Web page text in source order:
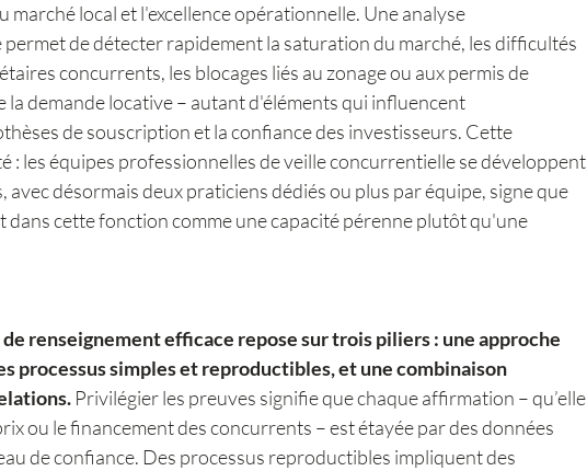
marché local et l'excellence opérationnelle. Une analyse
de détecter rapidement la saturation du marché, les difficultés
concurrents, les blocages liés au zonage ou aux permis de
demande locative – autant d'éléments qui influencent
de souscription et la confiance des investisseurs. Cette
: les équipes professionnelles de veille concurrentielle se développent
avec désormais deux praticiens dédiés ou plus par équipe, signe que
dans cette fonction comme une capacité pérenne plutôt qu'une
renseignement efficace repose sur trois piliers : une approche
processus simples et reproductibles, et une combinaison
Privilégier les preuves signifie que chaque affirmation – qu’elle
ou le financement des concurrents – est étayée par des données
de confiance. Des processus reproductibles impliquent des